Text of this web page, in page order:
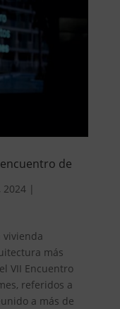
de
2024|
vivienda
más
VII Encuentro
referidos a
a más de